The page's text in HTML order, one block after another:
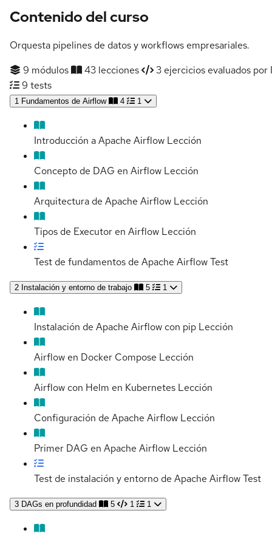
Contenido del curso
Orquesta pipelines de datos y workflows empresariales.
9 módulos
43 lecciones
3 ejercicios evaluados por
9 tests
1 Fundamentos de Airflow 4 1
Introducción a Apache Airflow Lección
Concepto de DAG en Airflow Lección
Arquitectura de Apache Airflow Lección
Tipos de Executor en Airflow Lección
Test de fundamentos de Apache AirflowTest
2 Instalación y entorno de trabajo 5 1
Instalación de Apache Airflow con pip Lección
Airflow en Docker Compose Lección
Airflow con Helm en Kubernetes Lección
Configuración de Apache Airflow Lección
Primer DAG en Apache Airflow Lección
Test de instalación y entorno de Apache AirflowTest
3 DAGs en profundidad 5 1 1